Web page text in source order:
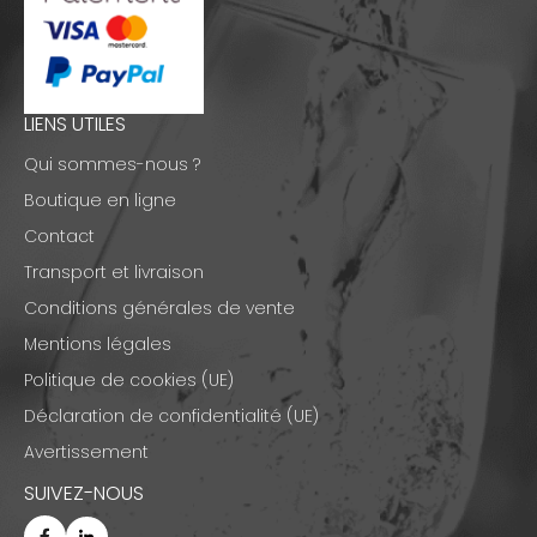
LIENS UTILES
Qui sommes-nous ?
Boutique en ligne
Contact
Transport et livraison
Conditions générales de vente
Mentions légales
Politique de cookies (UE)
Déclaration de confidentialité (UE)
Avertissement
SUIVEZ-NOUS